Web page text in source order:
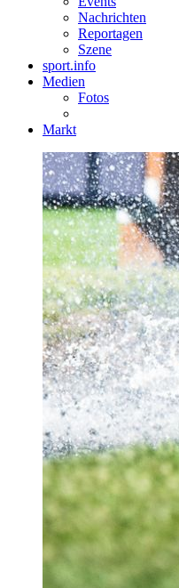
Nachrichten
Reportagen
Szene
sport.info
Medien
Fotos
Markt